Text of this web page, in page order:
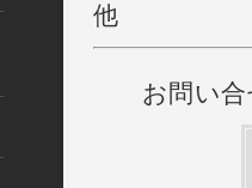
他
お問い